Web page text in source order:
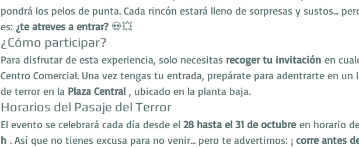
pondrá los pelos de punta. Cada rincón estará lleno de sorpresas y sustos...
es: ¿te atreves a entrar? 💀💥
¿Cómo participar?
Para disfrutar de esta experiencia, solo necesitas recoger tu invitación en
Centro Comercial. Una vez tengas tu entrada, prepárate para adentrarte en un
de terror en la Plaza Central , ubicado en la planta baja.
Horarios del Pasaje del Terror
El evento se celebrará cada día desde el 28 hasta el 31 de octubre en horario
h . Así que no tienes excusa para no venir... pero te advertimos: ¡ corre antes